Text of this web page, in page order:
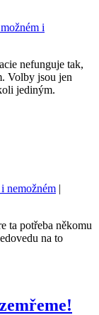
i
nefunguje tak,
Volby jsou jen
jediným.
nemožném |
ta potřeba někomu
na to